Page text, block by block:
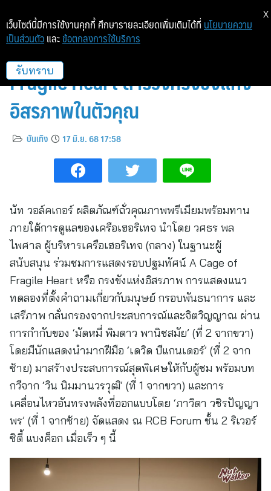
นัท วอล์คเกอร์ x A Cage of
Fragile Heart สำรวจกรงขังแห่ง
อิสรภาพในตัวคุณ
บันเทิง 17 มิ.ย. 68 17:58
นัท วอล์คเกอร์ ผลิตภัณฑ์ถั่วคุณภาพพรีเมียมพร้อมทาน
ภายใต้การดูแลของเครือเฮอริเทจ นำโดย วศธร พล
ไพศาล ผู้บริหารเครือเฮอริเทจ (กลาง) ในฐานะผู้
สนับสนุน ร่วมชมการแสดงรอบปฐมทัศน์ A Cage of
Fragile Heart หรือ กรงขังแห่งอิสรภาพ การแสดงแนว
ทดลองที่ตั้งคำถามเกี่ยวกับมนุษย์ กรอบพันธนาการ และ
เสรีภาพ กลั่นกรองจากประสบการณ์และจิตวิญญาณ ผ่าน
การกำกับของ ‘มัดหมี่ พิมดาว พานิชสมัย’ (ที่ 2 จากขวา)
โดยมีนักแสดงนำมากฝีมือ ‘เดวิด บีแกนเดอร์’ (ที่ 2 จาก
ซ้าย) มาสร้างประสบการณ์สุดพิเศษให้กับผู้ชม พร้อมบท
กวีจาก ‘วิน นิมมานวรวุฒิ’ (ที่ 1 จากขวา) และการ
เคลื่อนไหวอันทรงพลังที่ออกแบบโดย ‘ภาวิดา วชิรปัญญา
พร’ (ที่ 1 จากซ้าย) จัดแสดง ณ RCB Forum ชั้น 2 ริเวอร์
ซิตี้ แบงค็อก เมื่อเร็ว ๆ นี้
เว็บไซต์นี้มีการใช้งานคุกกี้ ศึกษารายละเอียดเพิ่มเติมได้ที่ นโยบายความ
เป็นส่วนตัว และ ข้อตกลงการใช้บริการ
รับทราบ
X